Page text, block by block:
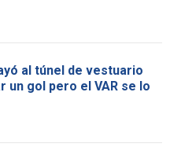
al túnel de vestuario
un gol pero el VAR se lo